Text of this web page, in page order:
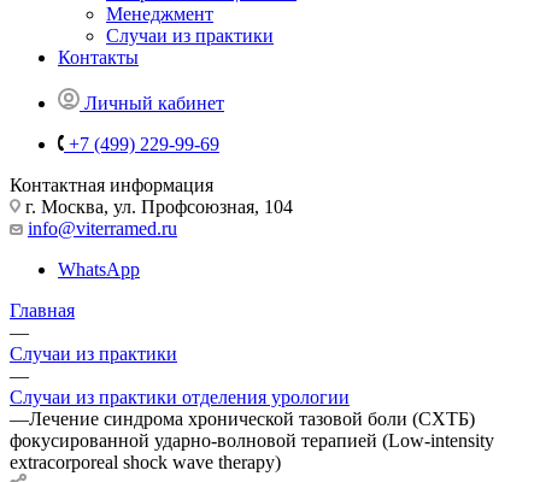
Менеджмент
Случаи из практики
Контакты
Личный кабинет
+7 (499) 229-99-69
Контактная информация
г. Москва, ул. Профсоюзная, 104
info@viterramed.ru
WhatsApp
Главная
—
Случаи из практики
—
Случаи из практики отделения урологии
—Лечение синдрома хронической тазовой боли (СХТБ)
фокусированной ударно-волновой терапией (Low-intensity
extracorporeal shock wave therapy)